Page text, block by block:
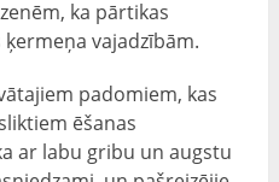
ka pārtikas
vajadzībām.
padomiem, kas
ēšanas
ar labu gribu un augstu